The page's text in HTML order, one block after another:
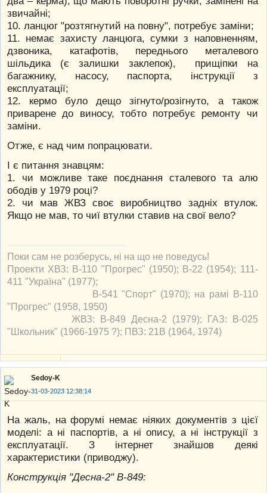
звичайні;
10. ланцюг "розтягнутий на повну", потребує заміни;
11. немає захисту ланцюга, сумки з наповненням,
дзвоника, катафотів, переднього металевого
шільдика (є залишки заклепок), прищіпки на
багажнику, насосу, паспорта, інструкції з
експлуатації;
12. кермо було дещо зігнуто/розігнуто, а також
приварене до виносу, тобто потребує ремонту чи
заміни.
Отже, є над чим попрацювати.
І є питання знавцям:
1. чи можливе таке поєднання сталевого та алю
ободів у 1979 році?
2. чи мав ЖВЗ своє виробництво задніх втулок.
Якщо не мав, то чиї втулки ставив на свої вело?
Поки сам не розберусь, ні на що не поведусь!
Проекти ХВЗ: В-110 "Прогрес" (1950); В-22 (1954); 111-
411 "Україна" (1977);
В-541 "Спорт" (1970); на рамі В-110
"Прогрес" (1958, 1950)
ЖВЗ: В-849 Десна-2 (1979); ГАЗ: В-025
"Школьник" (1966-1975 ?); ПВЗ: 21В (1964, 1974)
Sedoy-K
31-03-2023 12:38:14
На жаль, на форумі немає ніяких документів з цієї
моделі: а ні паспортів, а ні опису, а ні інструкції з
експлуатації. З інтернет знайшов деякі
характеристики (приводжу).
Конструкція "Десна-2" В-849: